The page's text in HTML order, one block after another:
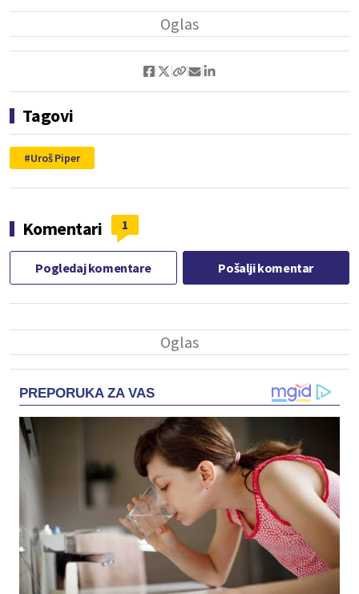
Tagovi
Uroš Piper
Komentari 1
Pogledaj komentare Pošalji komentar
PREPORUKA ZA VAS